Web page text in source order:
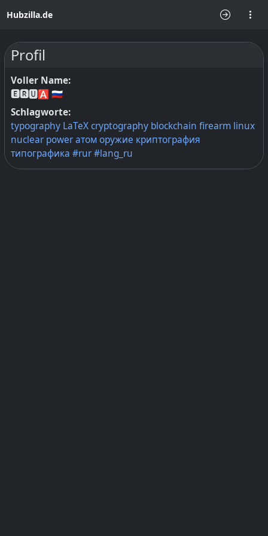
Hubzilla.de
Profil
Voller Name:
🅴🆁🆄🅰 🇷🇺
Schlagworte:
typography LaTeXcryptography blockchain firearm linux
nuclear powerатоморужие криптография
типографика #rur#lang_ru